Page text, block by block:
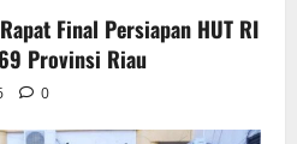
Final Persiapan HUT RI
Provinsi Riau
0